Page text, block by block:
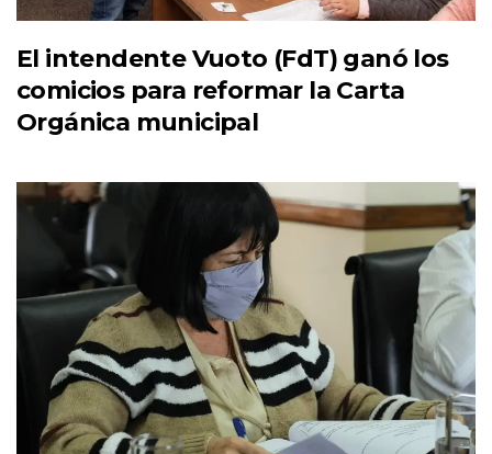
El intendente Vuoto (FdT) ganó los
comicios para reformar la Carta
Orgánica municipal